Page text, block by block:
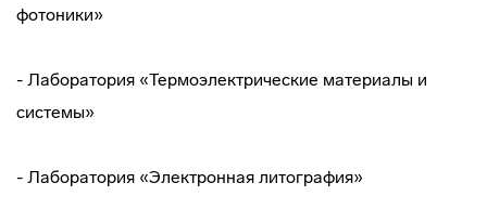
фотоники»
- Лаборатория «Термоэлектрические материалы и
системы»
- Лаборатория «Электронная литография»